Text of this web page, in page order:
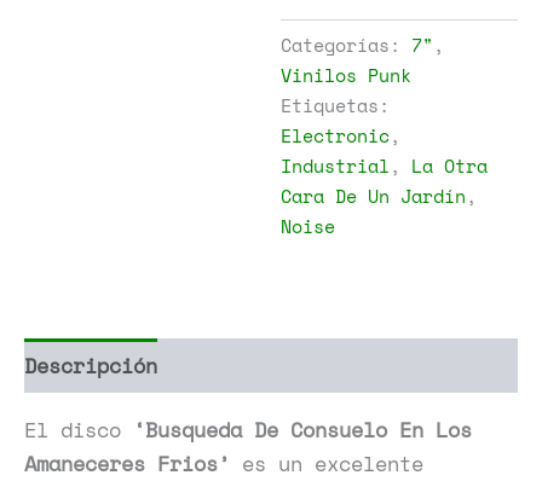
Un
Jardín
-
Busqueda
De
Consuelo
En
Los
Amaneceres
Categorías: 7" ,
Vinilos Punk
Etiquetas:
Electronic,
Industrial, La Otra
Cara De Un Jardín,
Noise
Descripción
El disco ‘Busqueda De Consuelo En Los
Amaneceres Frios’ es un excelente